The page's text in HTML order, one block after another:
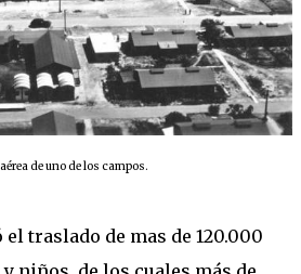
de uno de los campos.
traslado de mas de 120.000